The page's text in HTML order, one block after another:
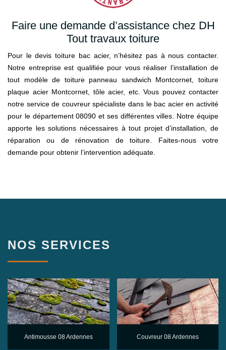
Faire une demande d’assistance chez DH
Tout travaux toiture
Pour le devis toiture bac acier, n’hésitez pas à nous contacter.
Notre entreprise est qualifiée pour vous réaliser l’installation de
tout modèle de toiture panneau sandwich Montcornet, toiture
plaque acier Montcornet, tôle acier, etc. Vous pouvez contacter
notre service de couvreur spécialiste dans le bac acier en activité
pour le département 08090 et ses différentes villes. Notre équipe
apporte les solutions nécessaires à tout projet d’installation, de
réparation ou de rénovation de toiture. Faites-nous votre
demande pour obtenir l’intervention adéquate.
NOS SERVICES
Antimousse 08 Ardennes Couvreur 08 Ardennes